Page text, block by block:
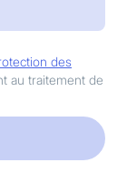
des
au traitement de